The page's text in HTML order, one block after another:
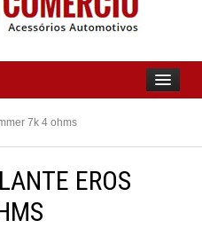
7k 4 ohms
EROS